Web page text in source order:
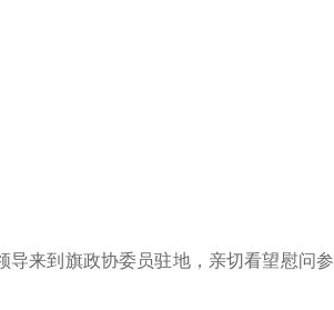
来到旗政协委员驻地，亲切看望慰问参